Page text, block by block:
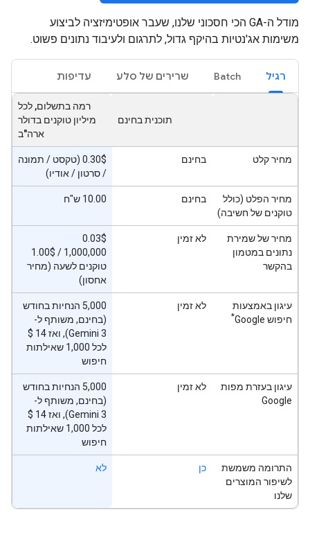
מודל ה-GA הכי חסכוני שלנו, שעבר אופטימיזציה לביצוע
משימות אג'נטיות בהיקף גדול, לתרגום ולעיבוד נתונים פשוט.
רגיל Batch שרירים של סלע עדיפות
תוכנית בחינם
רמה בתשלום, לכל
מיליון טוקנים בדולר
ארה"ב
מחיר קלט בחינם
‫0.30$ (טקסט / תמונה
/ סרטון / אודיו)
מחיר הפלט (כולל
טוקנים של חשיבה)
בחינם 10.00 ש"ח
מחיר של שמירת
נתונים במטמון
בהקשר
לא זמין
‫0.03$
1.00$‎ / 1,000,000
טוקנים לשעה (מחיר
אחסון)
עיגון באמצעות
חיפוש Google
*
לא זמין
‫5,000 הנחיות בחודש
(בחינם, משותף ל-
לכל 1,000 שאילתות
חיפוש
עיגון בעזרת מפות
Google
לא זמין
‫5,000 הנחיות בחודש
(בחינם, משותף ל-
לכל 1,000 שאילתות
חיפוש
התרומה משמשת
לשיפור המוצרים
שלנו
כן לא